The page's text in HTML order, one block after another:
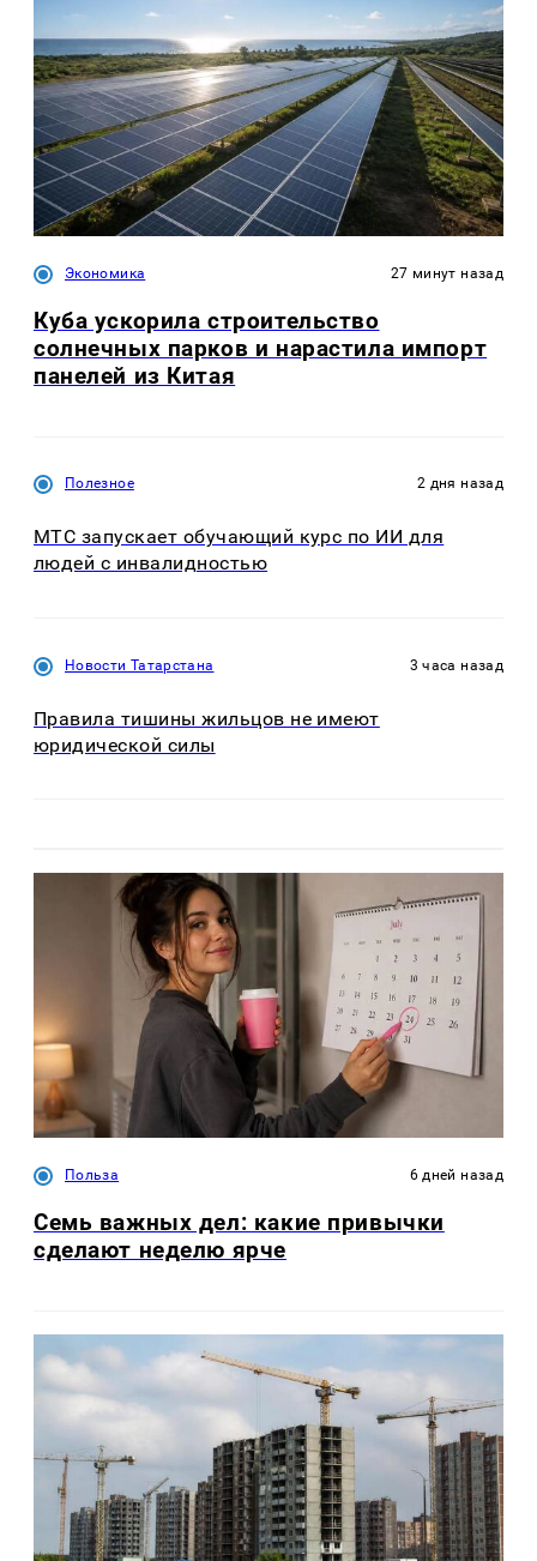
Экономика 27 минут назад
Куба ускорила строительство
солнечных парков и нарастила импорт
панелей из Китая
Полезное 2 дня назад
МТС запускает обучающий курс по ИИ для
людей с инвалидностью
Новости Татарстана 3 часа назад
Правила тишины жильцов не имеют
юридической силы
Польза 6 дней назад
Семь важных дел: какие привычки
сделают неделю ярче